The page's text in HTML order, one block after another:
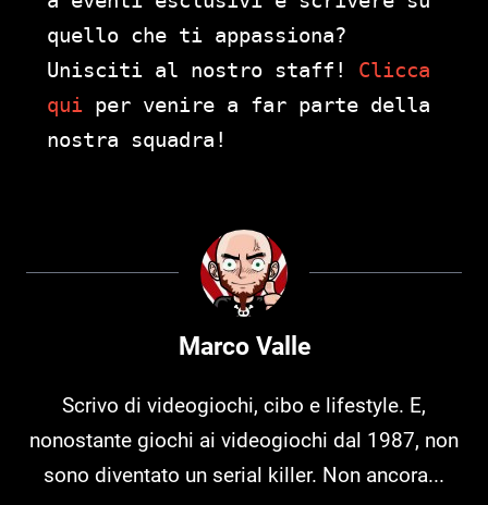
quello che ti appassiona?
Unisciti al nostro staff! Clicca
qui per venire a far parte della
nostra squadra!
Marco Valle
Scrivo di videogiochi, cibo e lifestyle. E,
nonostante giochi ai videogiochi dal 1987, non
sono diventato un serial killer. Non ancora...